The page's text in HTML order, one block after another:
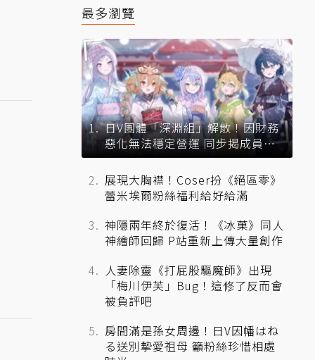
最多瀏覽
日V團體「深淵組」解散！因財務
惡化無法穩定營運 同步揭成員未
來去向
展現大胸襟！Coser扮《絕區零》
蕾米埃爾粉絲福利給好給滿
神隱兩年終於復活！《冰菓》同人
神繪師回歸 P站重新上傳大量創作
人妻除靈《打屁股驅魔師》出現
「梅川伊芙」Bug！這修了反而會
被負評吧
房間滿是孫女周邊！日V因幡はね
る送別摯愛祖母 籲粉絲珍惜相處